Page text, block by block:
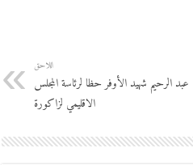
اللاحق
عبد الرحيم شهيد الأوفر حظا لرئاسة المجلس
الاقليمي لزاكورة